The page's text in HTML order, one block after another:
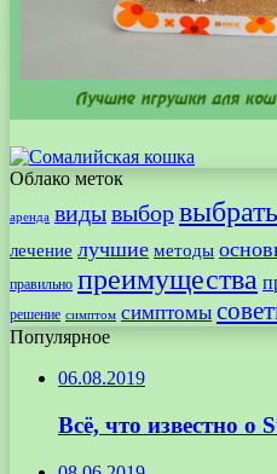
Облако меток
аренда видывыборвыбрать
лечение лучшие методы
правильно преимущества
решение симптом симптомы
Популярное
06.08.2019
Всё, что известно о